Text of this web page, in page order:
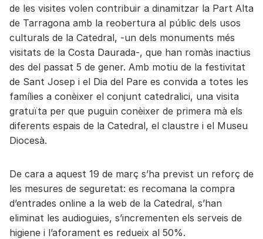
de les visites volen contribuir a dinamitzar la Part Alta
de Tarragona amb la reobertura al públic dels usos
culturals de la Catedral, -un dels monuments més
visitats de la Costa Daurada-, que han romàs inactius
des del passat 5 de gener. Amb motiu de la festivitat
de Sant Josep i el Dia del Pare es convida a totes les
famílies a conèixer el conjunt catedralici, una visita
gratuïta per que puguin conèixer de primera mà els
diferents espais de la Catedral, el claustre i el Museu
Diocesà.
De cara a aquest 19 de març s’ha previst un reforç de
les mesures de seguretat: es recomana la compra
d’entrades online a la web de la Catedral, s’han
eliminat les audioguies, s’incrementen els serveis de
higiene i l’aforament es redueix al 50%.